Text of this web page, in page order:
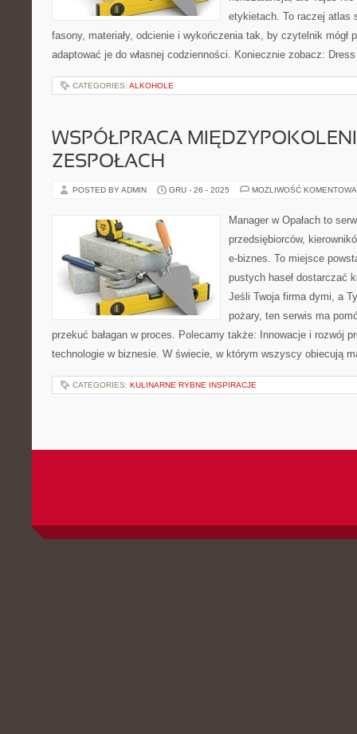
etykietach. To raczej atlas
fasony, materiały, odcienie i wykończenia tak, by czytelnik mógł
adaptować je do własnej codzienności. Koniecznie zobacz:
CATEGORIES: ALKOHOLE
WSPÓŁPRACA
ZESPOŁACH
POSTED BY ADMIN GRU - 26 - 2025 MOŻLIWOŚĆ
Manager w Opałach to
przedsiębiorców,
e-biznes. To miejsce
pustych haseł dostarczać
Jeśli Twoja firma dymi, a
pożary, ten serwis ma
przekuć bałagan w proces. Polecamy także: Innowacje i rozwój
technologie w biznesie. W świecie, w którym wszyscy obiecują
CATEGORIES: KULINARNE RYBNE INSPIRACJE